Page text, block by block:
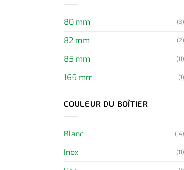
80 mm (3)
82 mm (2)
85 mm (11)
165 mm (1)
COULEUR DU BOÎTIER
Blanc (14)
Inox (11)